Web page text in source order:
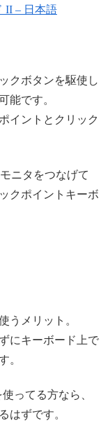
II – 日本語
クボタンを駆使し
能です。
イントとクリック
ニタをつなげて
クポイントキーボ
うメリット。
にキーボード上で
。
ってる方なら、
はずです。